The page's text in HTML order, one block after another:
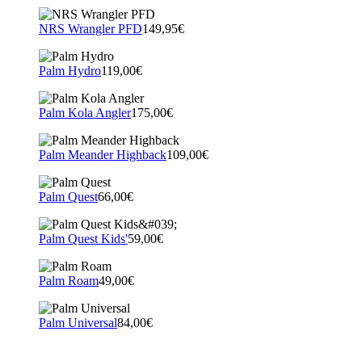
NRS Wrangler PFD149,95€
Palm Hydro119,00€
Palm Kola Angler175,00€
Palm Meander Highback109,00€
Palm Quest66,00€
Palm Quest Kids'59,00€
Palm Roam49,00€
Palm Universal84,00€